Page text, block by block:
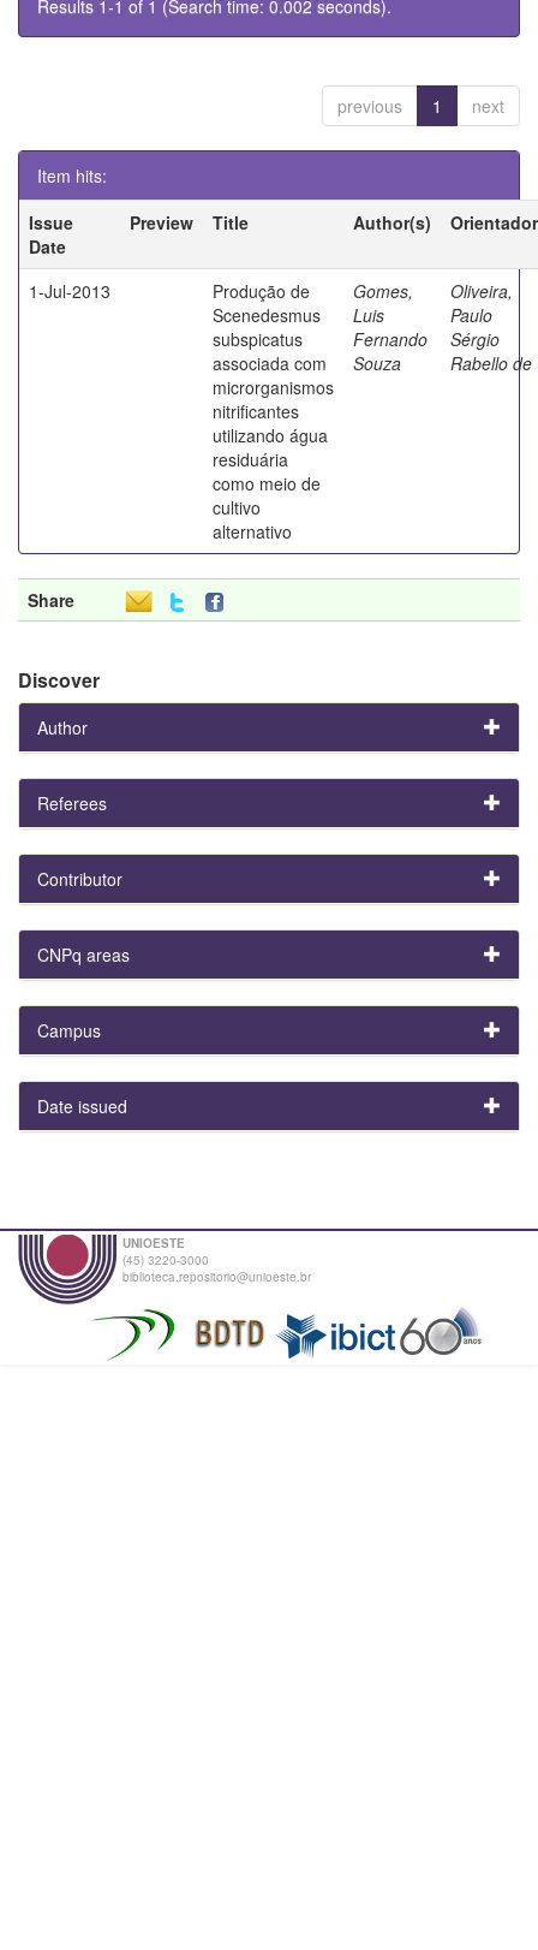
Results 1-1 of 1 (Search time: 0.002 seconds).
previous 1 next
Item hits:
Issue
Date
Preview Title Author(s) Orientador
1-Jul-2013
Produção de
Scenedesmus
subspicatus
associada com
microrganismos
nitrificantes
utilizando água
residuária
como meio de
cultivo
alternativo
Gomes,
Luis
Fernando
Souza
Oliveira,
Paulo
Sérgio
Rabello de
Share
Discover
Author
Referees
Contributor
CNPq areas
Campus
Date issued
UNIOESTE
(45) 3220-3000
biblioteca.repositorio@unioeste.br